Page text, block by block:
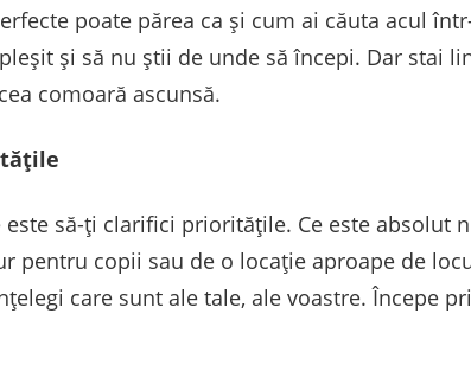
poate părea ca și cum ai căuta acul
și să nu știi de unde să începi. Dar stai
comoară ascunsă.
să-ți clarifici prioritățile. Ce este absolut
pentru copii sau de o locație aproape de
care sunt ale tale, ale voastre. Începe